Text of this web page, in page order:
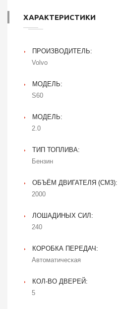
ХАРАКТЕРИСТИКИ
ПРОИЗВОДИТЕЛЬ:
Volvo
МОДЕЛЬ:
S60
МОДЕЛЬ:
2.0
ТИП ТОПЛИВА:
Бензин
ОБЪЁМ ДВИГАТЕЛЯ (CM3):
2000
ЛОШАДИНЫХ СИЛ:
240
КОРОБКА ПЕРЕДАЧ:
Автоматическая
КОЛ-ВО ДВЕРЕЙ:
5